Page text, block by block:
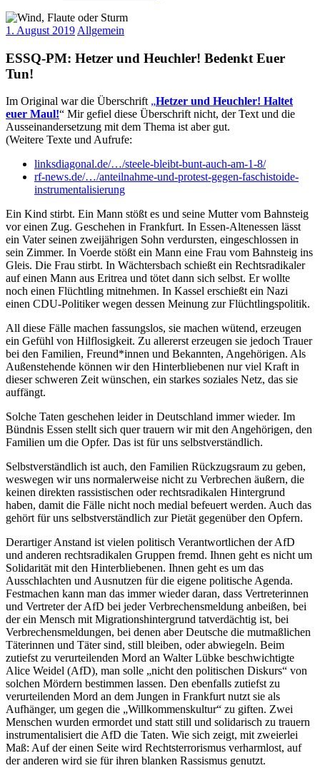
1. August 2019 Allgemein
ESSQ-PM: Hetzer und Heuchler! Bedenkt Euer
Tun!
Im Original war die Überschrift „Hetzer und Heuchler! Haltet
euer Maul!“ Mir gefiel diese Überschrift nicht, der Text und die
Ausseinandersetzung mit dem Thema ist aber gut.
(Weitere Texte und Aufrufe:
linksdiagonal.de/…/steele-bleibt-bunt-auch-am-1-8/
rf-news.de/…/anteilnahme-und-protest-gegen-faschistoide-
instrumentalisierung
Ein Kind stirbt. Ein Mann stößt es und seine Mutter vom Bahnsteig
vor einen Zug. Geschehen in Frankfurt. In Essen-Altenessen lässt
ein Vater seinen zweijährigen Sohn verdursten, eingeschlossen in
sein Zimmer. In Voerde stößt ein Mann eine Frau vom Bahnsteig ins
Gleis. Die Frau stirbt. In Wächtersbach schießt ein Rechtsradikaler
auf einen Mann aus Eritrea und tötet dann sich selbst. Er wollte
noch einen Flüchtling mitnehmen. In Kassel erschießt ein Nazi
einen CDU-Politiker wegen dessen Meinung zur Flüchtlingspolitik.
All diese Fälle machen fassungslos, sie machen wütend, erzeugen
ein Gefühl von Hilflosigkeit. Zu allererst erzeugen sie jedoch Trauer
bei den Familien, Freund*innen und Bekannten, Angehörigen. Als
Außenstehende können wir den Hinterbliebenen nur viel Kraft in
dieser schweren Zeit wünschen, ein starkes soziales Netz, das sie
auffängt.
Solche Taten geschehen leider in Deutschland immer wieder. Im
Bündnis Essen stellt sich quer trauern wir mit den Angehörigen, den
Familien um die Opfer. Das ist für uns selbstverständlich.
Selbstverständlich ist auch, den Familien Rückzugsraum zu geben,
weswegen wir uns normalerweise nicht zu Verbrechen äußern, die
keinen direkten rassistischen oder rechtsradikalen Hintergrund
haben, damit die Fälle nicht noch medial befeuert werden. Auch das
gehört für uns selbstverständlich zur Pietät gegenüber den Opfern.
Derartiger Anstand ist vielen politisch Verantwortlichen der AfD
und anderen rechtsradikalen Gruppen fremd. Ihnen geht es nicht um
Solidarität mit den Hinterbliebenen. Ihnen geht es um das
Ausschlachten und Ausnutzen für die eigene politische Agenda.
Festmachen kann man das immer wieder daran, dass Vertreterinnen
und Vertreter der AfD bei jeder Verbrechensmeldung anbeißen, bei
der ein Mensch mit Migrationshintergrund tatverdächtig ist, bei
Verbrechensmeldungen, bei denen aber Deutsche die mutmaßlichen
Täterinnen und Täter sind, still bleiben, oder abwiegeln. Beim
zutiefst zu verurteilenden Mord an Walter Lübke beschwichtigte
Alice Weidel (AfD), man solle „nicht den politischen Diskurs“ von
solchen Mördern bestimmen lassen. Den ebenfalls zutiefst zu
verurteilenden Mord an dem Jungen in Frankfurt nutzt sie als
Aufhänger, um gegen die „Willkommenskultur“ zu giften. Zwei
Menschen wurden ermordet und statt still und solidarisch zu trauern
instrumentalisiert die AfD die Taten. Wie sich zeigt, mit zweierlei
Maß: Auf der einen Seite wird Rechtsterrorismus verharmlost, auf
der anderen wird sie für ihren blanken Rassismus genutzt.